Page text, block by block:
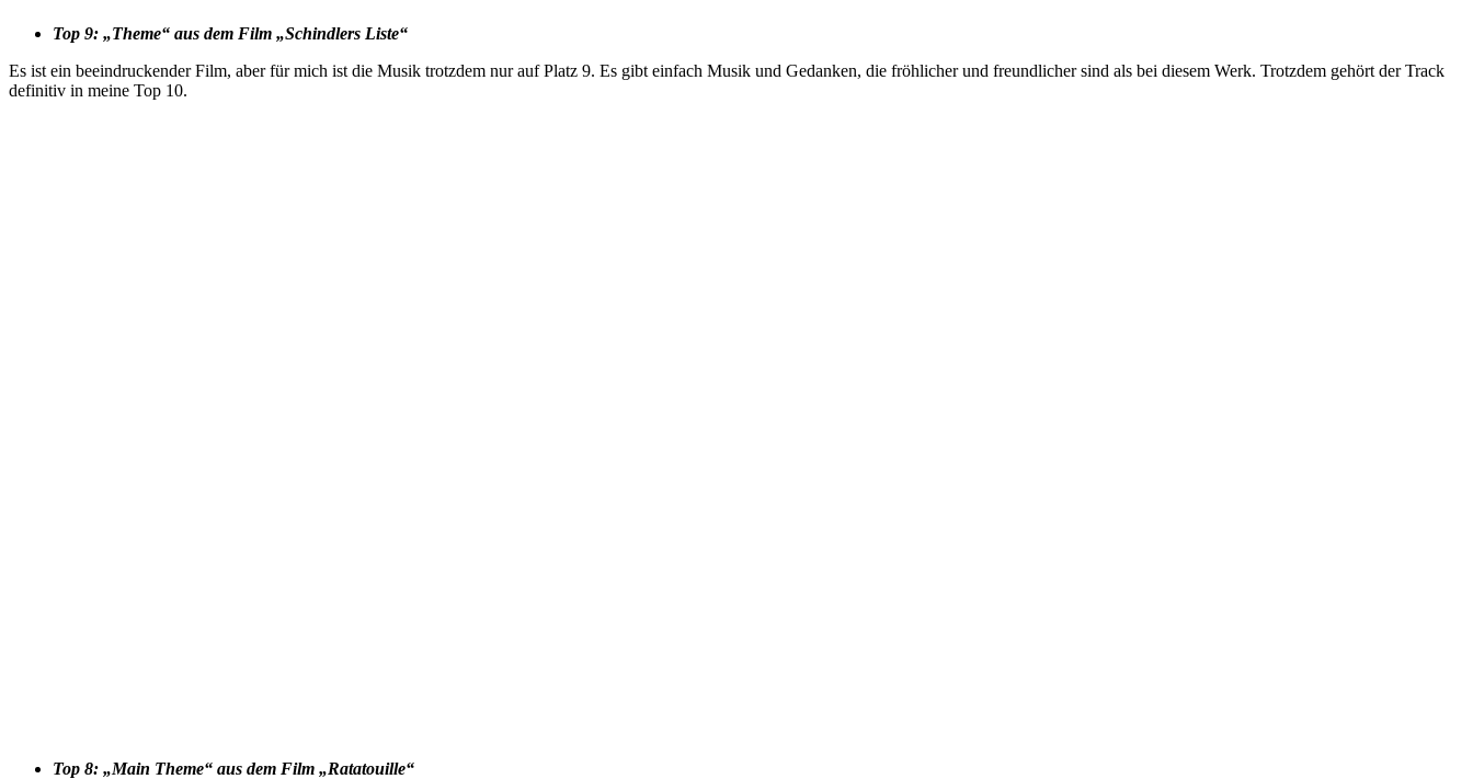
Top 9: „Theme“ aus dem Film „Schindlers Liste“
Es ist ein beeindruckender Film, aber für mich ist die Musik trotzdem nur auf Platz 9. Es gibt einfach Musik und Gedanken, die fröhlicher und freundlicher sind als bei diesem Werk. Trotzdem gehört der Track
definitiv in meine Top 10.
Top 8: „Main Theme“ aus dem Film „Ratatouille“